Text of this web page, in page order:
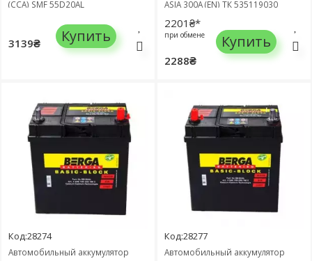
(CCA) SMF 55D20AL
3139₴ Купить
ASIA 300A (EN) ТК 535119030
2201₴*
при обмене
2288₴
Купить
Код:28274
Автомобильный аккумулятор
Код:28277
Автомобильный аккумулятор